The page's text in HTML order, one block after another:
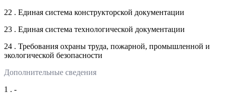
22 . Единая система конструкторской документации
23 . Единая система технологической документации
24 . Требования охраны труда, пожарной, промышленной и
экологической безопасности
Дополнительные сведения
1 . -